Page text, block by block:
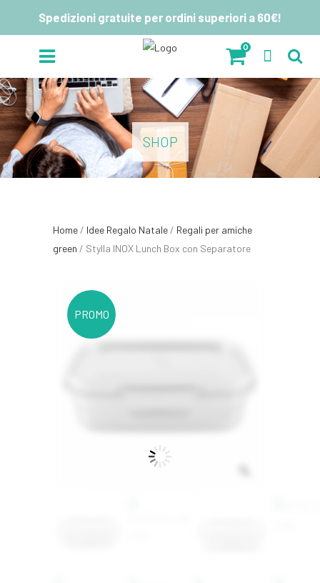
Spedizioni gratuite per ordini superiori a 60€!
0
SHOP
Home / Idee Regalo Natale / Regali per amiche
green / Stylla INOX Lunch Box con Separatore
PROMO